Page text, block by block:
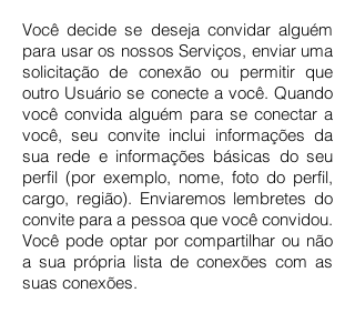
Você decide se deseja convidar alguém
para usar os nossos Serviços, enviar uma
solicitação de conexão ou permitir que
outro Usuário se conecte a você. Quando
você convida alguém para se conectar a
você, seu convite inclui informações da
sua rede e informações básicas do seu
perfil (por exemplo, nome, foto do perfil,
cargo, região). Enviaremos lembretes do
convite para a pessoa que você convidou.
Você pode optar por compartilhar ou não
a sua própria lista de conexões com as
suas conexões.